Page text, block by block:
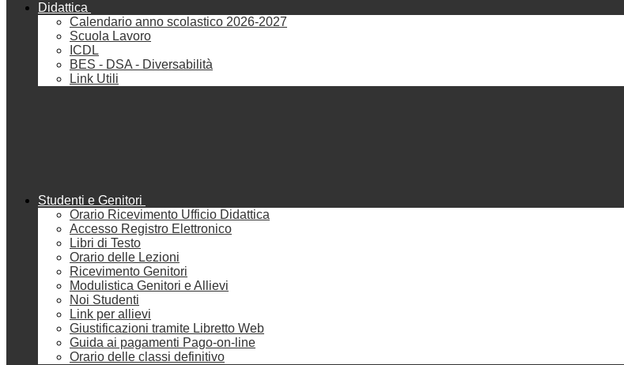
Didattica
Calendario anno scolastico 2026-2027
Scuola Lavoro
ICDL
BES - DSA - Diversabilità
Link Utili
Studenti e Genitori
Orario Ricevimento Ufficio Didattica
Accesso Registro Elettronico
Libri di Testo
Orario delle Lezioni
Ricevimento Genitori
Modulistica Genitori e Allievi
Noi Studenti
Link per allievi
Giustificazioni tramite Libretto Web
Guida ai pagamenti Pago-on-line
Orario delle classi definitivo